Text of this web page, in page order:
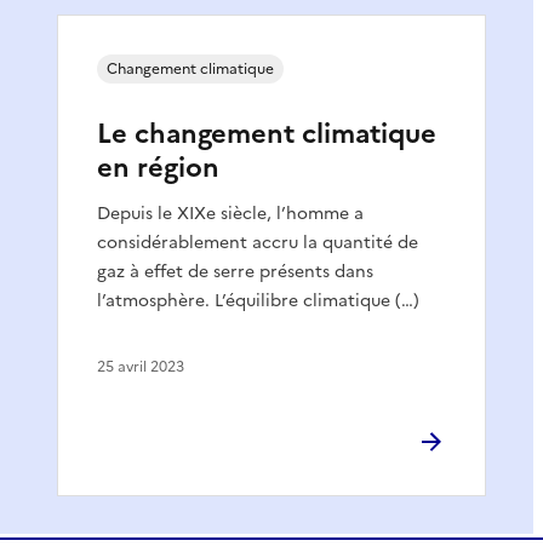
Le changement climatique
en région
Depuis le XIXe siècle, l’homme a
considérablement accru la quantité de
gaz à effet de serre présents dans
l’atmosphère. L’équilibre climatique (…)
Changement climatique
25 avril 2023